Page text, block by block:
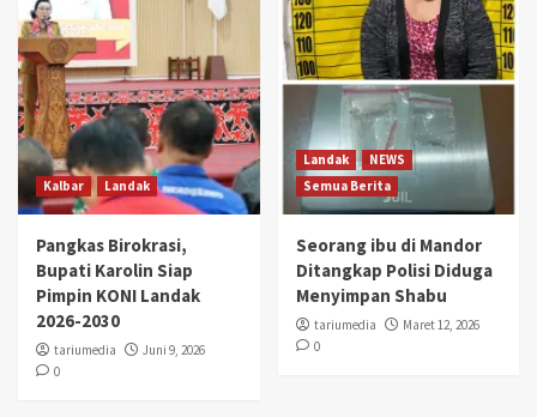
Kalbar Landak
Pangkas Birokrasi,
Bupati Karolin Siap
Pimpin KONI Landak
2026-2030
tariumedia
Juni 9, 2026
0
Landak
NEWS
Semua Berita
Seorang ibu di Mandor
Ditangkap Polisi Diduga
Menyimpan Shabu
tariumedia
Maret 12, 2026
0